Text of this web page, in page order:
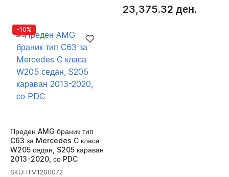
23,375.32 ден.
-10%
Преден AMG браник тип
C63 за Mercedes C класа
W205 седан, S205 караван
2013-2020, со PDC
SKU: ITM1200072